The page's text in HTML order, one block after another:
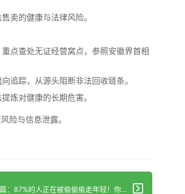
卖的健康与法律风险。
点查处无证经营窝点，参照安徽界首相
追踪，从源头阻断非法回收链条。
炼对健康的长期危害。
险与信息泄露。
下一篇：87%的人正在被偷偷偷走年轻！你中招了吗？